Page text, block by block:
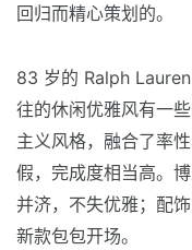
回归而精心策划的。
83 岁的 Ralph
往的休闲优雅风有一
主义风格，融合了率
假，完成度相当高。
并济，不失优雅；配
新款包包开场。